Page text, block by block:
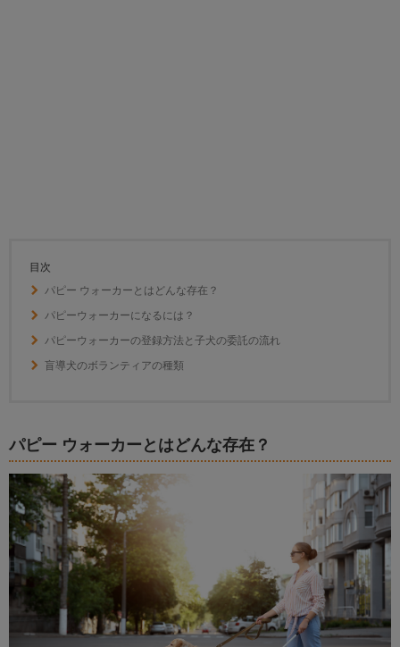
目次
パピー ウォーカーとはどんな存在？
パピーウォーカーになるには？
パピーウォーカーの登録方法と子犬の委託の流れ
盲導犬のボランティアの種類
パピー ウォーカーとはどんな存在？